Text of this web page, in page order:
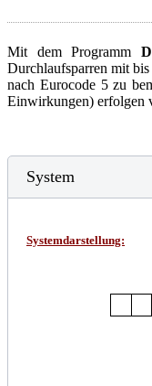
Mit dem Programm
Durchlaufsparren mit
nach Eurocode 5 zu
Einwirkungen) erfolgen
System
Systemdarstellung: